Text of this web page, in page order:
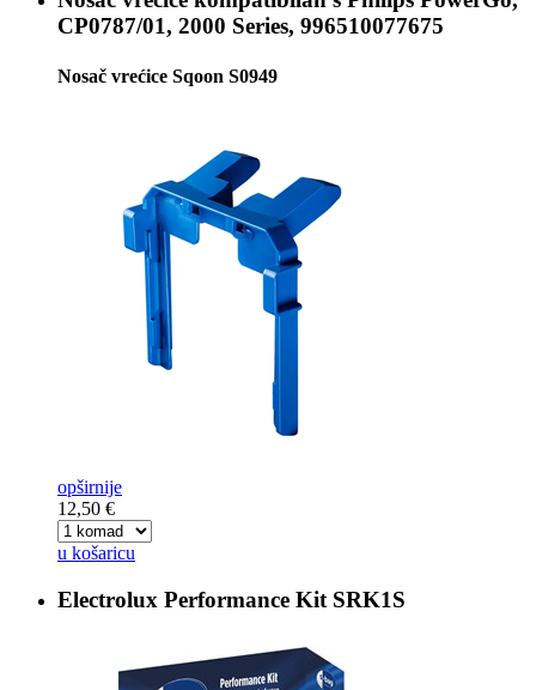
CP0787/01, 2000 Series, 996510077675
Nosač vrećice Sqoon S0949
opširnije
12,50 €
u košaricu
Electrolux Performance Kit SRK1S